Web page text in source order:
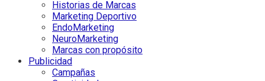
Historias de Marcas
Marketing Deportivo
EndoMarketing
NeuroMarketing
Marcas con propósito
Publicidad
Campañas